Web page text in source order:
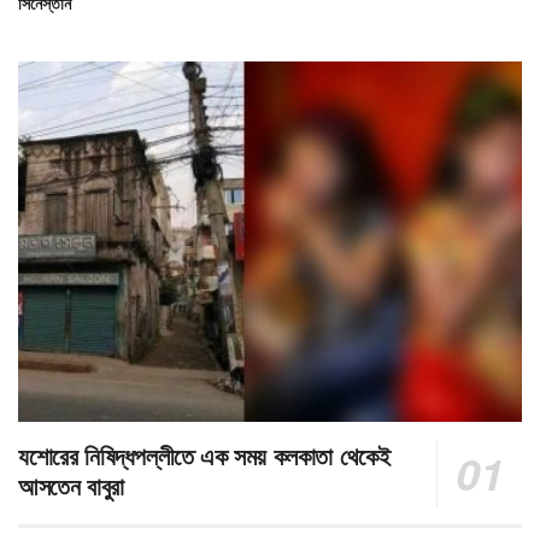
যশোরের নিষিদ্ধপল্লীতে এক সময় কলকাতা থেকেই
আসতেন বাবুরা